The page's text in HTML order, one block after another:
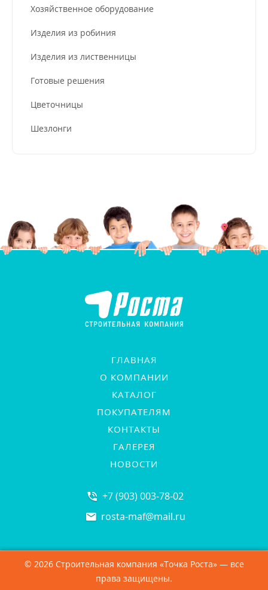
Хозяйственное оборудование
Изделия из робиния
Изделия из лиственницы
Готовые решения
Цветочницы
Шезлонги
ГЛАВНАЯ
О КОМПАНИИ
КАТАЛОГ
ПОКУПАТЕЛЯМ
КОНТАКТЫ
ГАЛЕРЕЯ
НОВОСТИ
+7 (903) 003-78-02
rosta-maf@mail.ru
© 2026 Строительная компания «Точка Роста» — все
права защищены.